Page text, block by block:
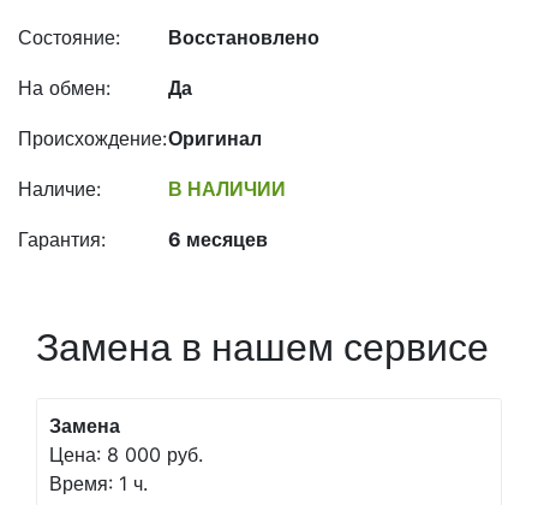
Состояние: Восстановлено
На обмен: Да
Происхождение:Оригинал
Наличие: В НАЛИЧИИ
Гарантия: 6 месяцев
Замена в нашем сервисе
Замена
Цена: 8 000 руб.
Время: 1 ч.